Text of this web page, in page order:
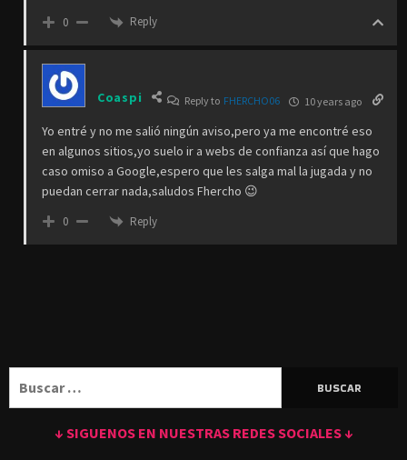
0 Reply
Coaspi Reply to FHERCHO06 10 years ago
Yo entré y no me salió ningún aviso,pero ya me encontré eso
en algunos sitios,yo suelo ir a webs de confianza así que hago
caso omiso a Google,espero que les salga mal la jugada y no
puedan cerrar nada,saludos Fhercho 😉
0 Reply
↓ SIGUENOS EN NUESTRAS REDES SOCIALES ↓